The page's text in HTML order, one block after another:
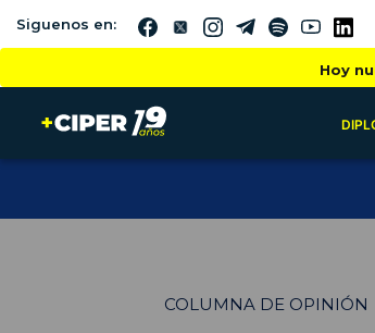
Siguenos en:
Hoy
COLUMNA DE OPINIÓN